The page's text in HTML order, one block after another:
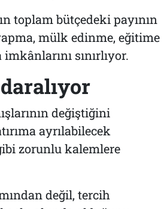
toplam bütçedeki payının
mülk edinme, eğitime
sınırlıyor.
değiştiğini
ayrılabilecek
zorunlu kalemlere
değil, tercih